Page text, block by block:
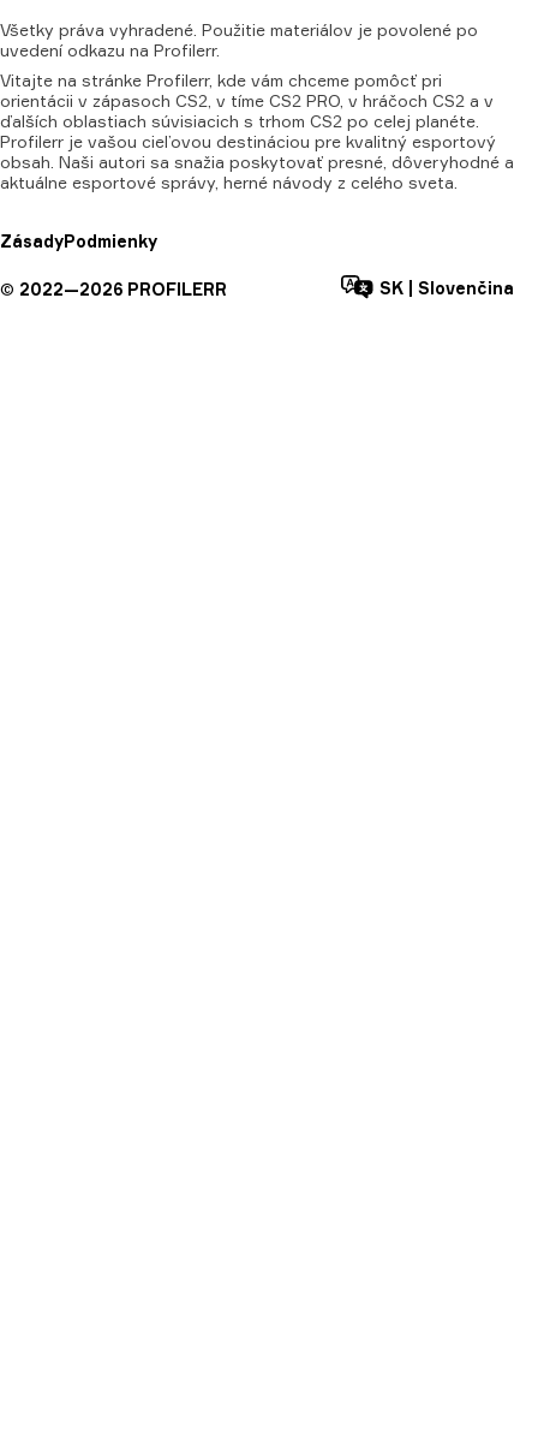
Všetky práva vyhradené. Použitie materiálov je povolené po
uvedení odkazu na Profilerr.
Vitajte na stránke Profilerr, kde vám chceme pomôcť pri
orientácii v zápasoch CS2, v tíme CS2 PRO, v hráčoch CS2 a v
ďalších oblastiach súvisiacich s trhom CS2 po celej planéte.
Profilerr je vašou cieľovou destináciou pre kvalitný esportový
obsah. Naši autori sa snažia poskytovať presné, dôveryhodné a
aktuálne esportové správy, herné návody z celého sveta.
ZásadyPodmienky
© 2022—2026 PROFILERR SK Slovenčina